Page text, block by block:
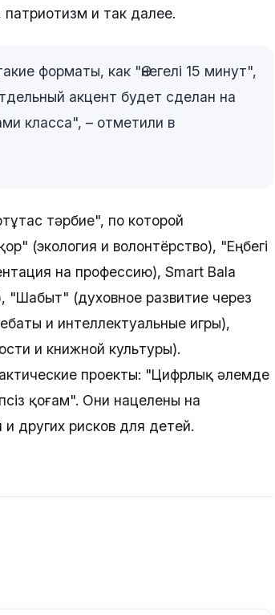
и так далее.
форматы, как "Өнегелі 15 минут",
акцент будет сделан на
класса", – отметили в
тәрбие", по которой
(экология и волонтёрство), "Еңбегі
на профессию), Smart Bala
"Шабыт" (духовное развитие через
и интеллектуальные игры),
и книжной культуры).
проекты: "Цифрлық әлемде
қоғам". Они нацелены на
других рисков для детей.